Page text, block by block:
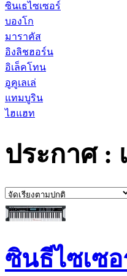
ซินเธไซเซอร์
บองโก
มาราคัส
อิงลิชฮอร์น
อิเล็คโทน
อูคูเลเล่
แทมบูริน
ไฮแฮท
ประกาศ :
ซินธีไซเซอ